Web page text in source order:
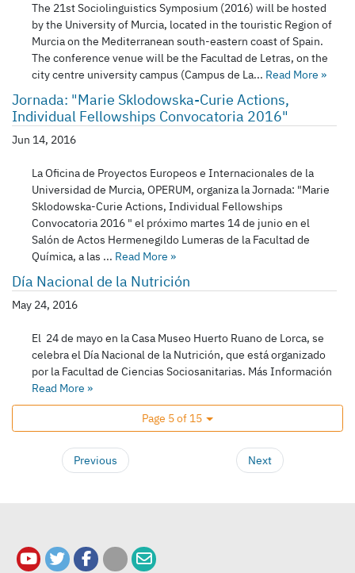
The 21st Sociolinguistics Symposium (2016) will be hosted
by the University of Murcia, located in the touristic Region of
Murcia on the Mediterranean south-eastern coast of Spain.
The conference venue will be the Facultad de Letras, on the
city centre university campus (Campus de La... Read More »
Jornada: "Marie Sklodowska-Curie Actions,
Individual Fellowships Convocatoria 2016"
Jun 14, 2016
La Oficina de Proyectos Europeos e Internacionales de la
Universidad de Murcia, OPERUM, organiza la Jornada: "Marie
Sklodowska-Curie Actions, Individual Fellowships
Convocatoria 2016 " el próximo martes 14 de junio en el
Salón de Actos Hermenegildo Lumeras de la Facultad de
Química, a las ... Read More »
Día Nacional de la Nutrición
May 24, 2016
El 24 de mayo en la Casa Museo Huerto Ruano de Lorca, se
celebra el Día Nacional de la Nutrición, que está organizado
por la Facultad de Ciencias Sociosanitarias. Más Información
Read More »
Page 5 of 15
Previous Next